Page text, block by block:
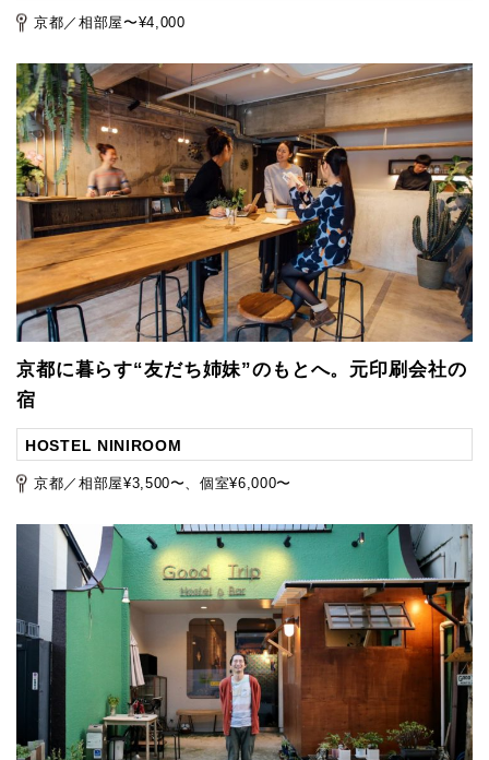
京都／相部屋〜¥4,000
京都に暮らす“友だち姉妹”のもとへ。元印刷会社の
宿
HOSTEL NINIROOM
京都／相部屋¥3,500〜、個室¥6,000〜